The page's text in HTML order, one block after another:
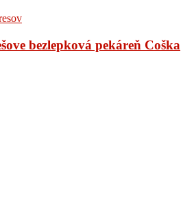
bezlepková pekáreň Coška